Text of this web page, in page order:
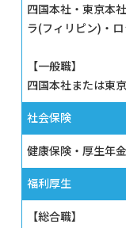
四国本社・東京本
ラ(フィリピン)・
【一般職】
四国本社または東
社会保険
健康保険・厚生年
福利厚生
【総合職】